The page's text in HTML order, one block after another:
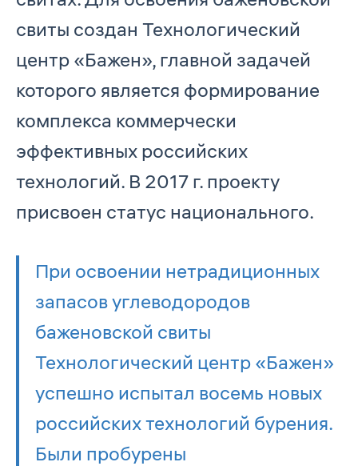
свиты создан Технологический
центр «Бажен», главной задачей
которого является формирование
комплекса коммерчески
эффективных российских
технологий. В 2017 г. проекту
присвоен статус национального.
При освоении нетрадиционных
запасов углеводородов
баженовской свиты
Технологический центр «Бажен»
успешно испытал восемь новых
российских технологий бурения.
Были пробурены